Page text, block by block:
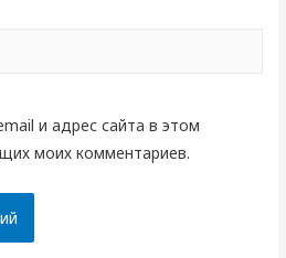
и адрес сайта в этом
моих комментариев.